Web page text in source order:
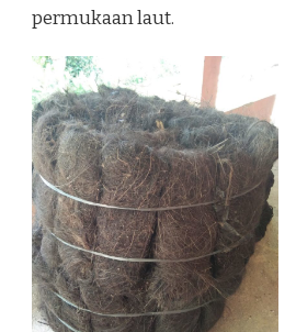
permukaan laut.